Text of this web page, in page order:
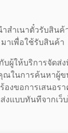
สำเนาตั๋วรับสินค้
าเพื่อใช้รับสินค้า
บผู้ให้บริการจัดส่
ณในการค้นหาผู้
องขอการเสนอร
งแบบทันทีจากเว็